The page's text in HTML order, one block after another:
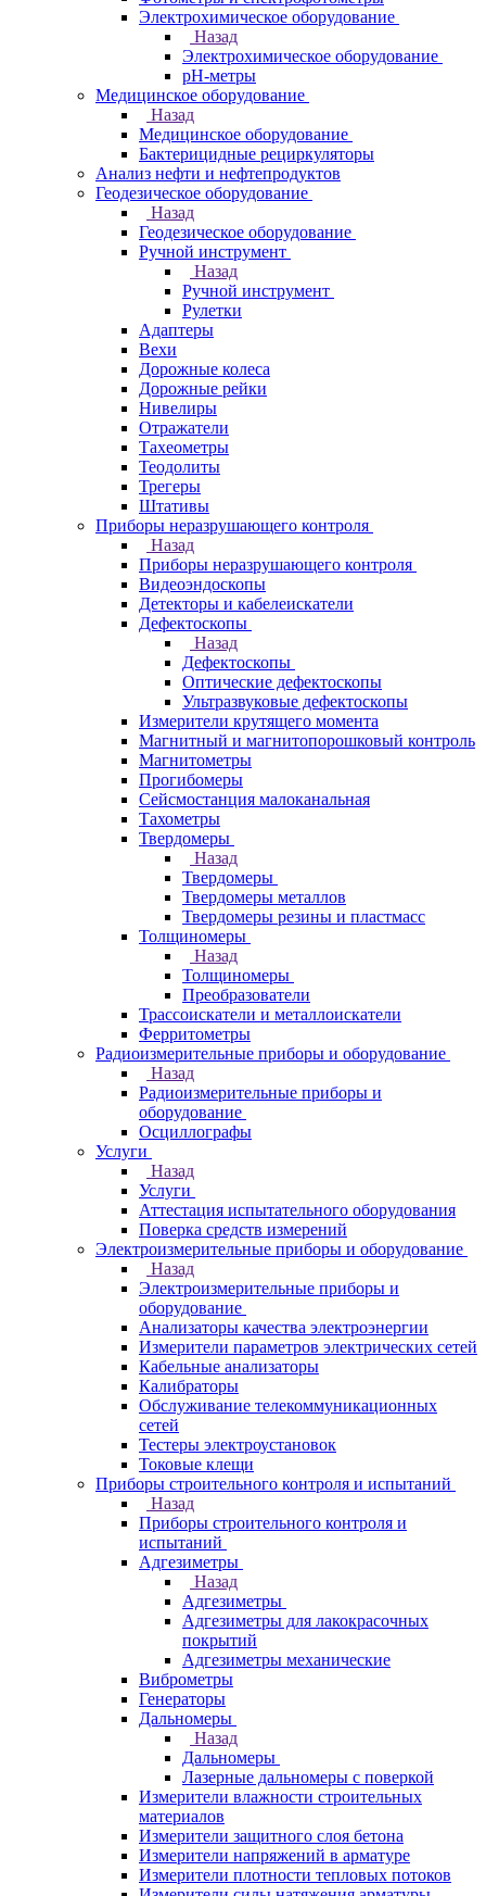
Электрохимическое оборудование
Назад
Электрохимическое оборудование
pH-метры
Медицинское оборудование
Назад
Медицинское оборудование
Бактерицидные рециркуляторы
Анализ нефти и нефтепродуктов
Геодезическое оборудование
Назад
Геодезическое оборудование
Ручной инструмент
Назад
Ручной инструмент
Рулетки
Адаптеры
Вехи
Дорожные колеса
Дорожные рейки
Нивелиры
Отражатели
Тахеометры
Теодолиты
Трегеры
Штативы
Приборы неразрушающего контроля
Назад
Приборы неразрушающего контроля
Видеоэндоскопы
Детекторы и кабелеискатели
Дефектоскопы
Назад
Дефектоскопы
Оптические дефектоскопы
Ультразвуковые дефектоскопы
Измерители крутящего момента
Магнитный и магнитопорошковый контроль
Магнитометры
Прогибомеры
Сейсмостанция малоканальная
Тахометры
Твердомеры
Назад
Твердомеры
Твердомеры металлов
Твердомеры резины и пластмасс
Толщиномеры
Назад
Толщиномеры
Преобразователи
Трассоискатели и металлоискатели
Ферритометры
Радиоизмерительные приборы и оборудование
Назад
Радиоизмерительные приборы и
оборудование
Осциллографы
Услуги
Назад
Услуги
Аттестация испытательного оборудования
Поверка средств измерений
Электроизмерительные приборы и оборудование
Назад
Электроизмерительные приборы и
оборудование
Анализаторы качества электроэнергии
Измерители параметров электрических сетей
Кабельные анализаторы
Калибраторы
Обслуживание телекоммуникационных
сетей
Тестеры электроустановок
Токовые клещи
Приборы строительного контроля и испытаний
Назад
Приборы строительного контроля и
испытаний
Адгезиметры
Назад
Адгезиметры
Адгезиметры для лакокрасочных
покрытий
Адгезиметры механические
Виброметры
Генераторы
Дальномеры
Назад
Дальномеры
Лазерные дальномеры с поверкой
Измерители влажности строительных
материалов
Измерители защитного слоя бетона
Измерители напряжений в арматуре
Измерители плотности тепловых потоков